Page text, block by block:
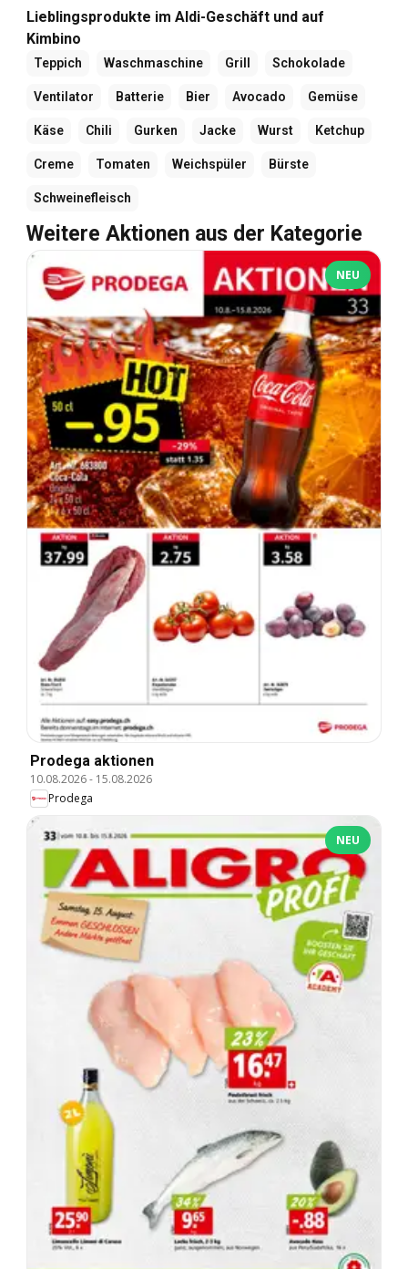
Lieblingsprodukte im Aldi-Geschäft und auf
Kimbino
Teppich Waschmaschine Grill Schokolade
Ventilator Batterie Bier Avocado Gemüse
Käse Chili Gurken Jacke Wurst Ketchup
Creme Tomaten Weichspüler Bürste
Schweinefleisch
Weitere Aktionen aus der Kategorie
NEU
Prodega aktionen
10.08.2026- 15.08.2026
Prodega
NEU